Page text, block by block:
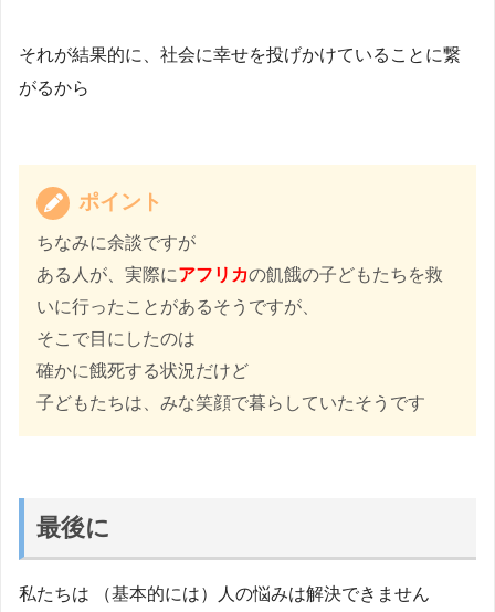
それが結果的に、社会に幸せを投げかけていることに繋
がるから
ポイント
ちなみに余談ですが
ある人が、実際にアフリカの飢餓の子どもたちを救
いに行ったことがあるそうですが、
そこで目にしたのは
確かに餓死する状況だけど
子どもたちは、みな笑顔で暮らしていたそうです
最後に
私たちは （基本的には）人の悩みは解決できません